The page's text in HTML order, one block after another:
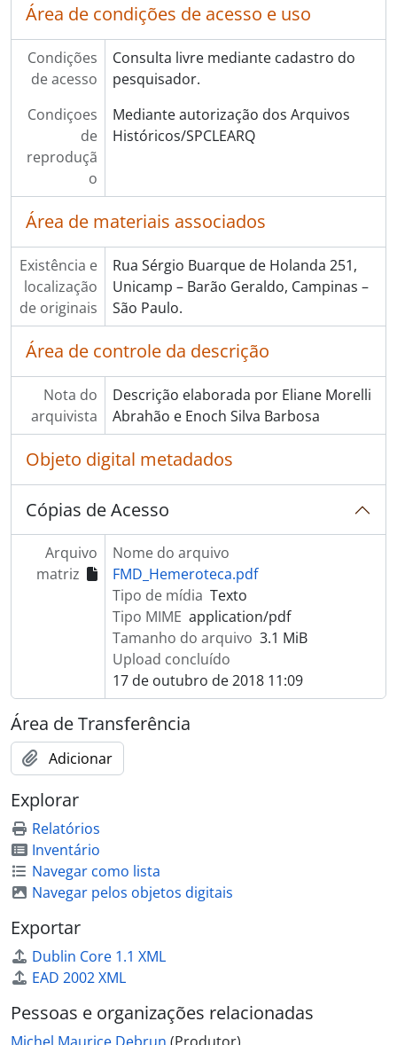
Área de condições de acesso e uso
Condições
de acesso
Consulta livre mediante cadastro do
pesquisador.
Condiçoes
de
reproduçã
o
Mediante autorização dos Arquivos
Históricos/SPCLEARQ
Área de materiais associados
Existência e
localização
de originais
Rua Sérgio Buarque de Holanda 251,
Unicamp – Barão Geraldo, Campinas –
São Paulo.
Área de controle da descrição
Nota do
arquivista
Descrição elaborada por Eliane Morelli
Abrahão e Enoch Silva Barbosa
Objeto digital metadados
Cópias de Acesso
Arquivo
matriz
Nome do arquivo
FMD_Hemeroteca.pdf
Tipo de mídia Texto
Tipo MIME application/pdf
Tamanho do arquivo 3.1 MiB
Upload concluído
17 de outubro de 2018 11:09
Área de Transferência
Adicionar
Explorar
Relatórios
Inventário
Navegar como lista
Navegar pelos objetos digitais
Exportar
Dublin Core 1.1 XML
EAD 2002 XML
Pessoas e organizações relacionadas